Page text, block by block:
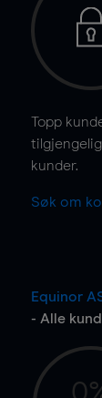
Topp
kunder.
Søk om
Equinor
- Alle